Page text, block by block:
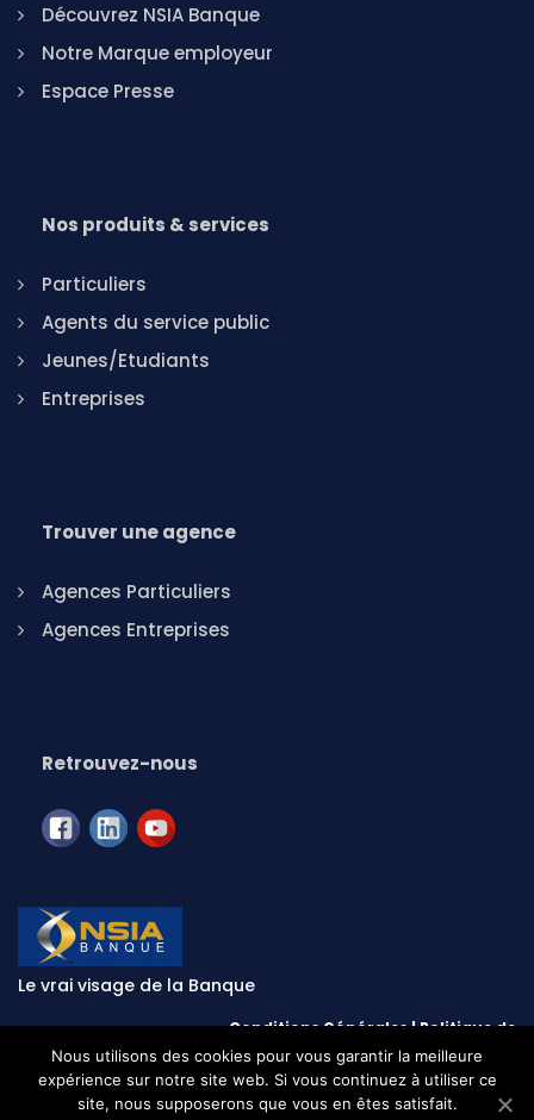
Découvrez NSIA Banque
Notre Marque employeur
Espace Presse
Nos produits & services
Particuliers
Agents du service public
Jeunes/Etudiants
Entreprises
Trouver une agence
Agences Particuliers
Agences Entreprises
Retrouvez-nous
Le vrai visage de la Banque
Conditions Générales|Politique de
confidentialité |Mentions légales| © NSIA Banque CI - 2020
Nous utilisons des cookies pour vous garantir la meilleure
expérience sur notre site web. Si vous continuez à utiliser ce
site, nous supposerons que vous en êtes satisfait.